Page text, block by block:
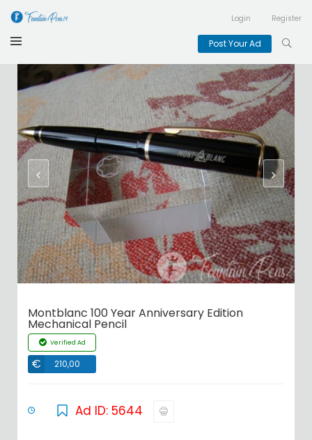
Login Register
Post Your Ad
Montblanc 100 Year Anniversary Edition
Mechanical Pencil
Verified Ad
€ 210,00
Ad ID: 5644